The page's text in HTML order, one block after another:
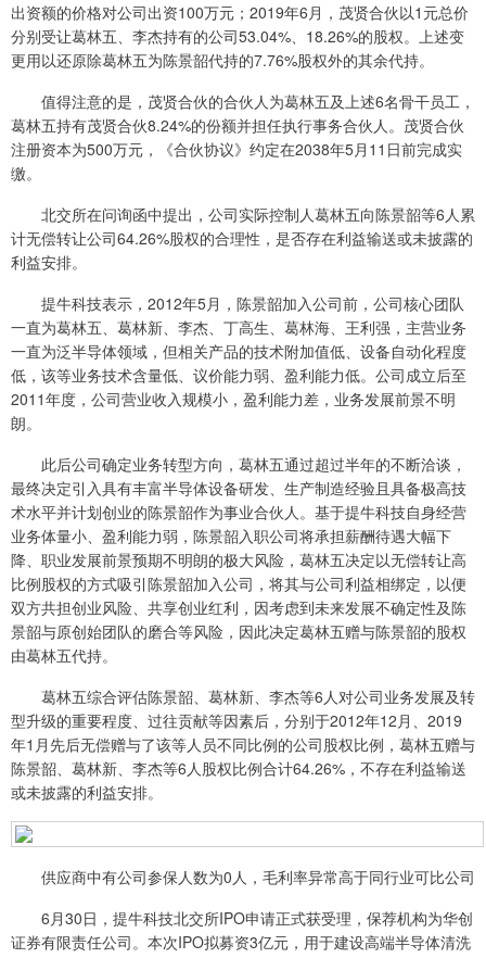
出资额的价格对公司出资100万元；2019年6月，茂贤合伙以1元总价
分别受让葛林五、李杰持有的公司53.04%、18.26%的股权。上述变
更用以还原除葛林五为陈景韶代持的7.76%股权外的其余代持。
值得注意的是，茂贤合伙的合伙人为葛林五及上述6名骨干员工，
葛林五持有茂贤合伙8.24%的份额并担任执行事务合伙人。茂贤合伙
注册资本为500万元，《合伙协议》约定在2038年5月11日前完成实
缴。
北交所在问询函中提出，公司实际控制人葛林五向陈景韶等6人累
计无偿转让公司64.26%股权的合理性，是否存在利益输送或未披露的
利益安排。
提牛科技表示，2012年5月，陈景韶加入公司前，公司核心团队
一直为葛林五、葛林新、李杰、丁高生、葛林海、王利强，主营业务
一直为泛半导体领域，但相关产品的技术附加值低、设备自动化程度
低，该等业务技术含量低、议价能力弱、盈利能力低。公司成立后至
2011年度，公司营业收入规模小，盈利能力差，业务发展前景不明
朗。
此后公司确定业务转型方向，葛林五通过超过半年的不断洽谈，
最终决定引入具有丰富半导体设备研发、生产制造经验且具备极高技
术水平并计划创业的陈景韶作为事业合伙人。基于提牛科技自身经营
业务体量小、盈利能力弱，陈景韶入职公司将承担薪酬待遇大幅下
降、职业发展前景预期不明朗的极大风险，葛林五决定以无偿转让高
比例股权的方式吸引陈景韶加入公司，将其与公司利益相绑定，以便
双方共担创业风险、共享创业红利，因考虑到未来发展不确定性及陈
景韶与原创始团队的磨合等风险，因此决定葛林五赠与陈景韶的股权
由葛林五代持。
葛林五综合评估陈景韶、葛林新、李杰等6人对公司业务发展及转
型升级的重要程度、过往贡献等因素后，分别于2012年12月、2019
年1月先后无偿赠与了该等人员不同比例的公司股权比例，葛林五赠与
陈景韶、葛林新、李杰等6人股权比例合计64.26%，不存在利益输送
或未披露的利益安排。
供应商中有公司参保人数为0人，毛利率异常高于同行业可比公司
6月30日，提牛科技北交所IPO申请正式获受理，保荐机构为华创
证券有限责任公司。本次IPO拟募资3亿元，用于建设高端半导体清洗